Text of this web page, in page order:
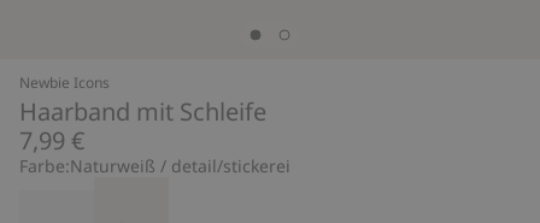
Newbie Icons
Haarband mit Schleife
7,99 €
Farbe:Naturweiß / detail/stickerei